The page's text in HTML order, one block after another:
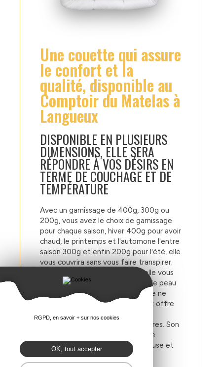
Une couette qui assure
le confort et la
qualité, disponible au
Comptoir du Matelas à
Langueux
DISPONIBLE EN PLUSIEURS
DIMENSIONS, ELLE SERA
RÉPONDRE À VOS DÉSIRS EN
TERME DE COUCHAGE ET DE
TEMPÉRATURE
Avec un garnissage de 400g, 300g ou
200g, vous avez le choix de garnissage
pour chaque saison, hiver 400g pour avoir
chaud, le printemps et l'automone l'entre
saison 300g et enfin 200g pour l'été, elle
vous couvrira sans vous faire transpirer.
Certifié Comptoir du Matelas, elle vous
offrira au touché une sensation de peau
de pêche. Fabriqué en France. Elle ne
gratte pas, passe à la machine, et offre
une bonne aération pour éviter la
transpiration et les tâches jaunâtres. Son
garnissage 100 % polyester, offre
l'avantage d'une couette silencieuse et
trés agréable.
RGPD, en savoir + sur nos cookies
OK, tout accepter